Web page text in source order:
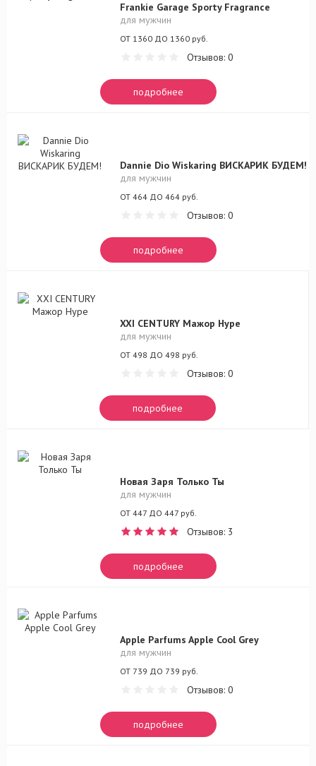
Frankie Garage Sporty Fragrance
для мужчин
ОТ 1360 ДО 1360 руб.
Отзывов: 0
подробнее
Dannie Dio Wiskaring ВИСКАРИК БУДЕМ!
для мужчин
ОТ 464 ДО 464 руб.
Отзывов: 0
подробнее
XXI CENTURY Мажор Hype
для мужчин
ОТ 498 ДО 498 руб.
Отзывов: 0
подробнее
Новая Заря Только Ты
для мужчин
ОТ 447 ДО 447 руб.
Отзывов: 3
подробнее
Apple Parfums Apple Cool Grey
для мужчин
ОТ 739 ДО 739 руб.
Отзывов: 0
подробнее